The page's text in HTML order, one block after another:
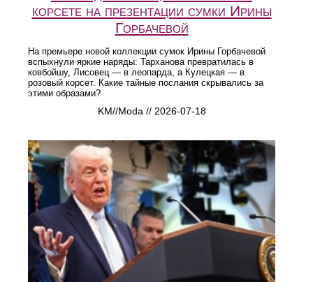
корсете на презентации сумки Ирины
Горбачевой
На премьере новой коллекции сумок Ирины Горбачевой
вспыхнули яркие наряды: Тарханова превратилась в
ковбойшу, Лисовец — в леопарда, а Кулецкая — в
розовый корсет. Какие тайные послания скрывались за
этими образами?
KM//Moda // 2026-07-18